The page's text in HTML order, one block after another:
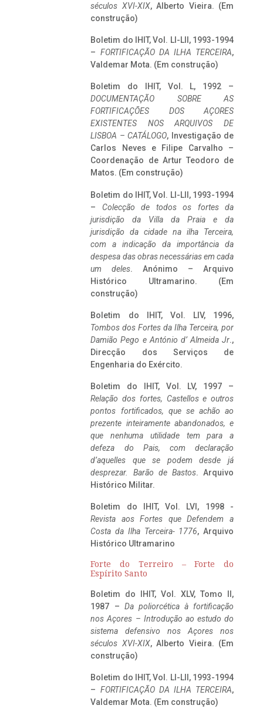
séculos XVI-XIX, Alberto Vieira. (Em
construção)
Boletim do IHIT, Vol. LI-LII, 1993-1994
– FORTIFICAÇÃO DA ILHA TERCEIRA,
Valdemar Mota. (Em construção)
Boletim do IHIT, Vol. L, 1992 –
DOCUMENTAÇÃO SOBRE AS
FORTIFICAÇÕES DOS AÇORES
EXISTENTES NOS ARQUIVOS DE
LISBOA – CATÁLOGO, Investigação de
Carlos Neves e Filipe Carvalho –
Coordenação de Artur Teodoro de
Matos. (Em construção)
Boletim do IHIT, Vol. LI-LII, 1993-1994
– Colecção de todos os fortes da
jurisdição da Villa da Praia e da
jurisdição da cidade na ilha Terceira,
com a indicação da importância da
despesa das obras necessárias em cada
um deles. Anónimo – Arquivo
Histórico Ultramarino. (Em
construção)
Boletim do IHIT, Vol. LIV, 1996,
Tombos dos Fortes da Ilha Terceira, por
Damião Pego e António d’ Almeida Jr.,
Direcção dos Serviços de
Engenharia do Exército.
Boletim do IHIT, Vol. LV, 1997 –
Relação dos fortes, Castellos e outros
pontos fortificados, que se achão ao
prezente inteiramente abandonados, e
que nenhuma utilidade tem para a
defeza do Pais, com declaração
d’aquelles que se podem desde já
desprezar. Barão de Bastos. Arquivo
Histórico Militar.
Boletim do IHIT, Vol. LVI, 1998 -
Revista aos Fortes que Defendem a
Costa da Ilha Terceira- 1776, Arquivo
Histórico Ultramarino
Forte do Terreiro – Forte do
Espírito Santo
Boletim do IHIT, Vol. XLV, Tomo II,
1987 – Da poliorcética à fortificação
nos Açores – Introdução ao estudo do
sistema defensivo nos Açores nos
séculos XVI-XIX, Alberto Vieira. (Em
construção)
Boletim do IHIT, Vol. LI-LII, 1993-1994
– FORTIFICAÇÃO DA ILHA TERCEIRA,
Valdemar Mota. (Em construção)